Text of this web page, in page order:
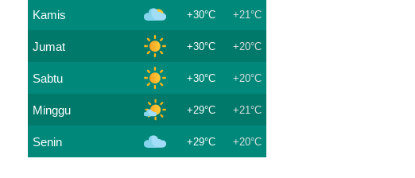
Kamis +30°C +21°C
Jumat +30°C +20°C
Sabtu +30°C +20°C
Minggu +29°C +21°C
Senin +29°C +20°C